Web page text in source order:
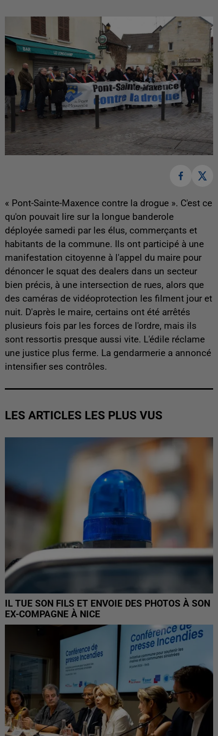
« Pont-Sainte-Maxence contre la drogue ». C'est ce
qu'on pouvait lire sur la longue banderole
déployée samedi par les élus, commerçants et
habitants de la commune. Ils ont participé à une
manifestation citoyenne à l'appel du maire pour
dénoncer le squat des dealers dans un secteur
bien précis, à une intersection de rues, alors que
des caméras de vidéoprotection les filment jour et
nuit. D'après le maire, certains ont été arrêtés
plusieurs fois par les forces de l'ordre, mais ils
sont ressortis presque aussi vite. L'édile réclame
une justice plus ferme. La gendarmerie a annoncé
intensifier ses contrôles.
LES ARTICLES LES PLUS VUS
IL TUE SON FILS ET ENVOIE DES PHOTOS À SON
EX-COMPAGNE À NICE